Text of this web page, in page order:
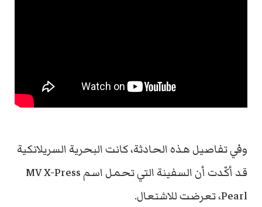
وفي تفاصيل هذه الحادثة، كانت البحرية السريلانكية
قد أكّدت أن السفينة التي تحمل اسم MV X-Press
Pearl، تعرضت للاشتعال.